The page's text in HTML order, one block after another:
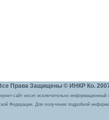
Права Защищены © ИНКР Ко.
сайт носит исключительно
Федерации. Для получения подробной